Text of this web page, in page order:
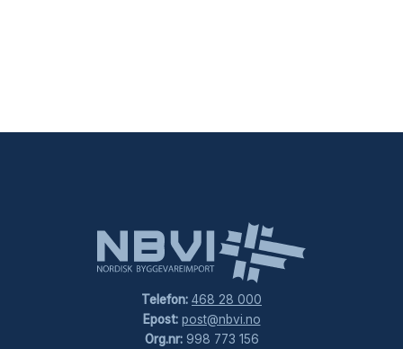
Telefon: 468 28 000
Epost: post@nbvi.no
Org.nr:998 773 156